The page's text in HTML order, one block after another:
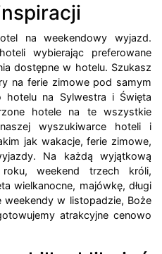
na weekendowy wyjazd.
wybierając preferowane
dostępne w hotelu. Szukasz
na ferie zimowe pod samym
hotelu na Sylwestra i Święta
hotele na te wszystkie
wyszukiwarce hoteli i
jak wakacje, ferie zimowe,
Na każdą wyjątkową
weekend trzech króli,
wielkanocne, majówkę, długi
weekendy w listopadzie, Boże
atrakcyjne cenowo